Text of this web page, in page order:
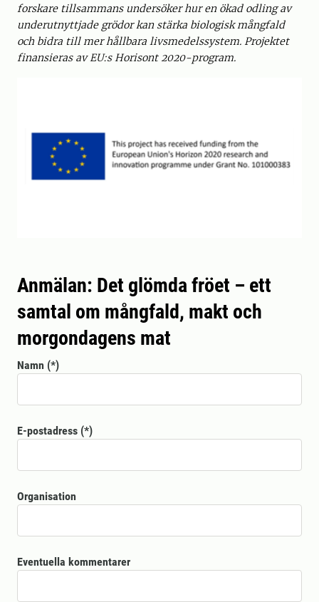
forskare tillsammans undersöker hur en ökad odling av
underutnyttjade grödor kan stärka biologisk mångfald
och bidra till mer hållbara livsmedelssystem. Projektet
finansieras av EU:s Horisont 2020-program.
Anmälan: Det glömda fröet – ett
samtal om mångfald, makt och
morgondagens mat
Namn
E-postadress
Organisation
Eventuella kommentarer